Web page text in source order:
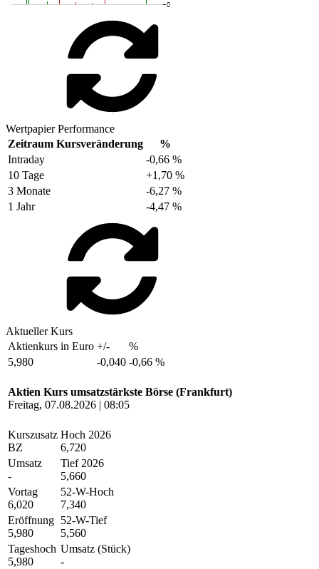
Wertpapier Performance
Zeitraum Kursveränderung
%
Intraday
-0,66 %
10 Tage
+1,70 %
3 Monate
-6,27 %
1 Jahr
-4,47 %
Aktueller Kurs
Aktienkurs in Euro +/-
%
5,980
-0,040 -0,66 %
Aktien Kurs umsatzstärkste Börse (Frankfurt)
Freitag, 07.08.2026 | 08:05
Kurszusatz
BZ
Hoch 2026
6,720
Umsatz
-
Tief 2026
5,660
Vortag
6,020
52-W-Hoch
7,340
Eröffnung
5,980
52-W-Tief
5,560
Tageshoch
5,980
Umsatz (Stück)
-